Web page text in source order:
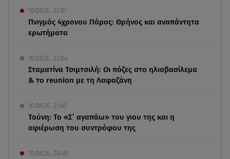
10.08.26 , 22:07
Πνιγμός 4χρονου Πάρος: Θρήνος και αναπάντητα
ερωτήματα
10.08.26 , 22:04
Σταματίνα Τσιμτσιλή: Οι πόζες στο ηλιοβασίλεμα
& το reunion με τη Λαφαζάνη
10.08.26 , 21:40
Τούνη: Το «Σ’ αγαπάω» του γιου της και η
αφιέρωση του συντρόφου της
10.08.26 , 20:40